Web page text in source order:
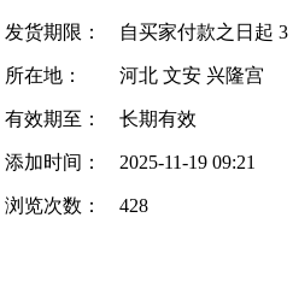
发货期限： 自买家付款之日起 3
所在地： 河北 文安 兴隆宫
有效期至： 长期有效
添加时间： 2025-11-19 09:21
浏览次数： 428